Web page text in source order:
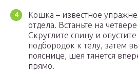
Кошка – известное
отдела. Встаньте на
Скруглите спину и
подбородок к телу, затем
пояснице, шея тянется
прямо.